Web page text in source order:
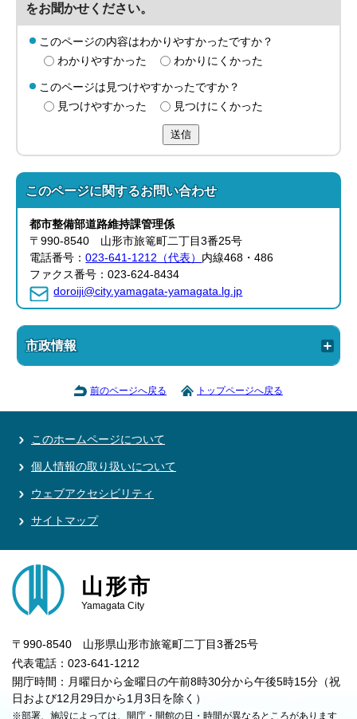
をお聞かせください。
このページの内容はわかりやすかったですか？
わかりやすかった
わかりにくかった
このページは見つけやすかったですか？
見つけやすかった
見つけにくかった
送信
このページに関するお問い合わせ
都市整備部道路維持課管理係
〒990-8540 山形市旅篭町二丁目3番25号
電話番号：023-641-1212（代表） 内線468・486
ファクス番号：023-624-8434
doroiji@city.yamagata-yamagata.lg.jp
市政情報
前のページへ戻る トップページへ戻る
このホームページについて
個人情報の取り扱いについて
ウェブアクセシビリティ
サイトマップ
山形市
Yamagata City
〒990-8540 山形県山形市旅篭町二丁目3番25号
代表電話：023-641-1212
開庁時間：月曜日から金曜日の午前8時30分から午後5時15分（祝
日および12月29日から1月3日を除く）
※部署、施設によっては、開庁・開館の日・時間が異なるところがあります